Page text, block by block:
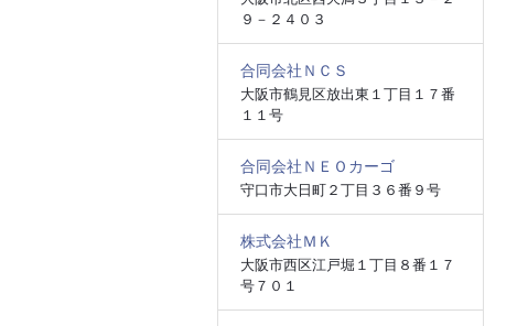
９－２４０３
合同会社ＮＣＳ
大阪市鶴見区放出東１丁目１７番
１１号
合同会社ＮＥＯカーゴ
守口市大日町２丁目３６番９号
株式会社ＭＫ
大阪市西区江戸堀１丁目８番１７
号７０１